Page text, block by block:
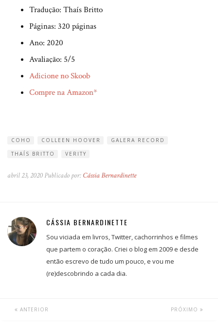
Tradução: Thaís Britto
Páginas: 320 páginas
Ano: 2020
Avaliação: 5/5
Adicione no Skoob
Compre na Amazon*
COHO COLLEEN HOOVER
GALERA RECORD
THAÍS BRITTO
VERITY
abril 23, 2020 Publicado por: Cássia Bernardinette
CÁSSIA BERNARDINETTE
Sou viciada em livros, Twitter, cachorrinhos e filmes
que partem o coração. Criei o blog em 2009 e desde
então escrevo de tudo um pouco, e vou me
(re)descobrindo a cada dia.
ANTERIOR PRÓXIMO